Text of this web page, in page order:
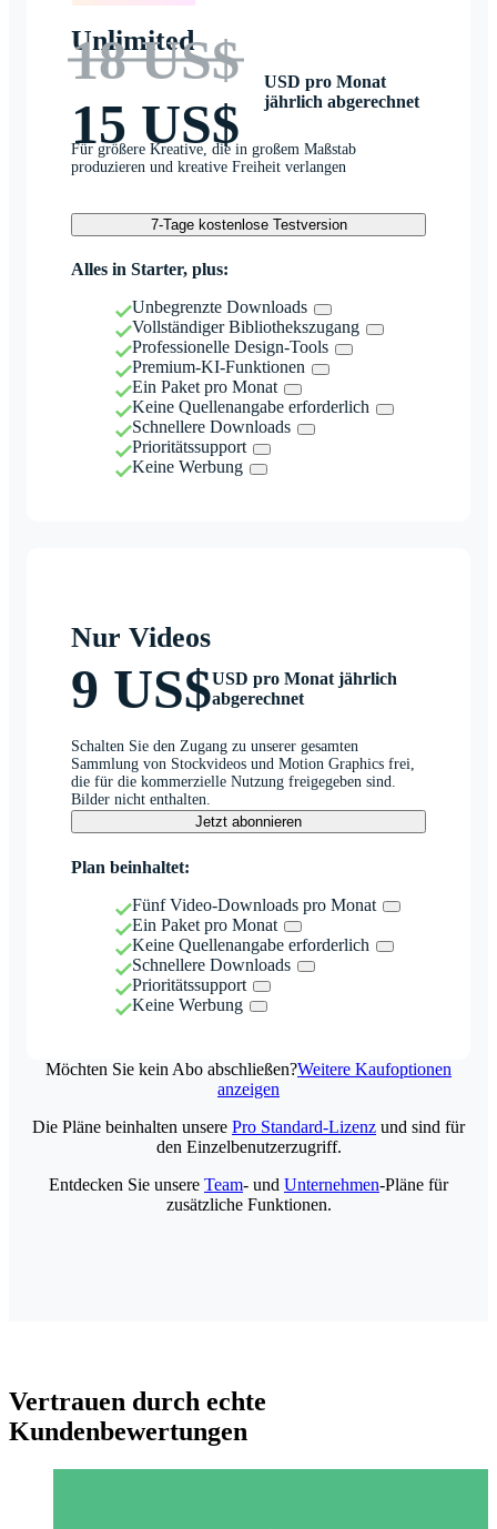
Unlimited
18 US$
15 US$
USD pro Monat
jährlich abgerechnet
Für größere Kreative, die in großem Maßstab
produzieren und kreative Freiheit verlangen
7-Tage kostenlose Testversion
Alles in Starter, plus:
Unbegrenzte Downloads
Vollständiger Bibliothekszugang
Professionelle Design-Tools
Premium-KI-Funktionen
Ein Paket pro Monat
Keine Quellenangabe erforderlich
Schnellere Downloads
Prioritätssupport
Keine Werbung
Nur Videos
9 US$USD pro Monat jährlich
abgerechnet
Schalten Sie den Zugang zu unserer gesamten
Sammlung von Stockvideos und Motion Graphics frei,
die für die kommerzielle Nutzung freigegeben sind.
Bilder nicht enthalten.
Jetzt abonnieren
Plan beinhaltet:
Fünf Video-Downloads pro Monat
Ein Paket pro Monat
Keine Quellenangabe erforderlich
Schnellere Downloads
Prioritätssupport
Keine Werbung
Möchten Sie kein Abo abschließen?Weitere Kaufoptionen
anzeigen
Die Pläne beinhalten unsere Pro Standard-Lizenz und sind für
den Einzelbenutzerzugriff.
Entdecken Sie unsere Team- und Unternehmen-Pläne für
zusätzliche Funktionen.
Vertrauen durch echte
Kundenbewertungen